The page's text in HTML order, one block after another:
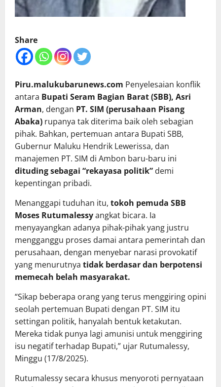
Share
Piru.malukubarunews.com Penyelesaian konflik
antara Bupati Seram Bagian Barat (SBB), Asri
Arman, dengan PT. SIM (perusahaan Pisang
Abaka) rupanya tak diterima baik oleh sebagian
pihak. Bahkan, pertemuan antara Bupati SBB,
Gubernur Maluku Hendrik Lewerissa, dan
manajemen PT. SIM di Ambon baru-baru ini
dituding sebagai “rekayasa politik” demi
kepentingan pribadi.
Menanggapi tuduhan itu, tokoh pemuda SBB
Moses Rutumalessyangkat bicara. Ia
menyayangkan adanya pihak-pihak yang justru
mengganggu proses damai antara pemerintah dan
perusahaan, dengan menyebar narasi provokatif
yang menurutnya tidak berdasar dan berpotensi
memecah belah masyarakat.
“Sikap beberapa orang yang terus menggiring opini
seolah pertemuan Bupati dengan PT. SIM itu
settingan politik, hanyalah bentuk ketakutan.
Mereka tidak punya lagi amunisi untuk menggiring
isu negatif terhadap Bupati,” ujar Rutumalessy,
Minggu (17/8/2025).
Rutumalessy secara khusus menyoroti pernyataan